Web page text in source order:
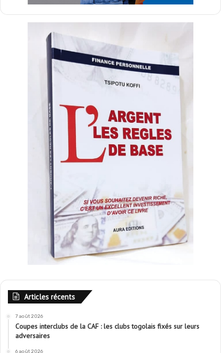
Articles récents
7 août 2026
Coupes interclubs de la CAF : les clubs togolais fixés sur leurs
adversaires
6 août 2026